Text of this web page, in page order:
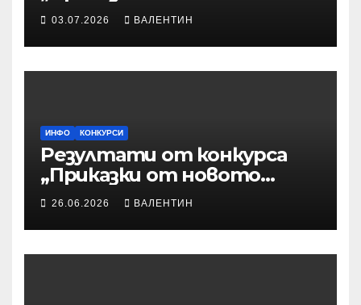
време“ – Илюстрации към
приказките
03.07.2026 ВАЛЕНТИН
ИНФО КОНКУРСИ
Резултати от конкурса
„Приказки от новото
време“
26.06.2026 ВАЛЕНТИН